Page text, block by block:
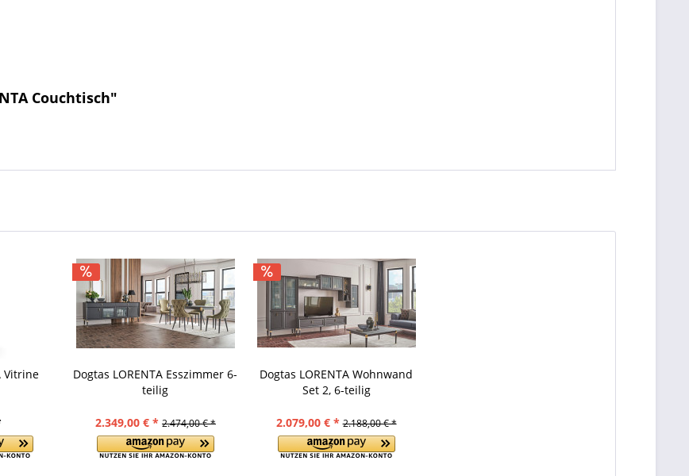
Couchtisch"
Vitrine
Dogtas LORENTA Esszimmer 6-
teilig
2.349,00 € * 2.474,00 € *
Dogtas LORENTA Wohnwand
Set 2, 6-teilig
2.079,00 € * 2.188,00 € *